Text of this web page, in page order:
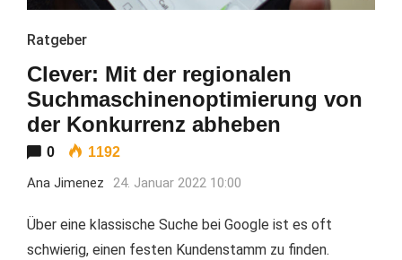
Ratgeber
Clever: Mit der regionalen
Suchmaschinenoptimierung von
der Konkurrenz abheben
0 1192
Ana Jimenez 24. Januar 2022 10:00
Über eine klassische Suche bei Google ist es oft
schwierig, einen festen Kundenstamm zu finden.